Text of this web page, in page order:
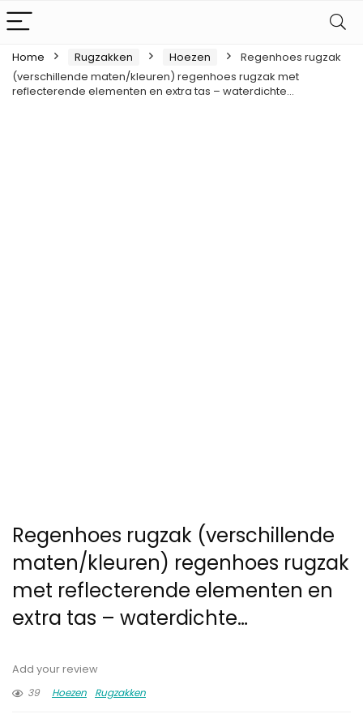
Home Rugzakken Hoezen
Regenhoes rugzak
(verschillende maten/kleuren) regenhoes rugzak met
reflecterende elementen en extra tas – waterdichte…
Regenhoes rugzak (verschillende
maten/kleuren) regenhoes rugzak
met reflecterende elementen en
extra tas – waterdichte…
Add your review
39
Hoezen Rugzakken